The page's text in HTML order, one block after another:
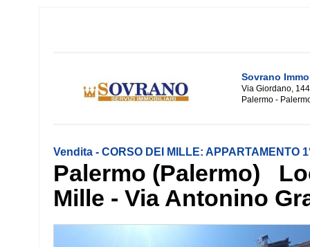
Sovrano
Via Giordano, 144
Palermo -
Vendita - CORSO DEI MILLE: APPARTAMENTO
Palermo (Palermo)
Mille - Via Antonino